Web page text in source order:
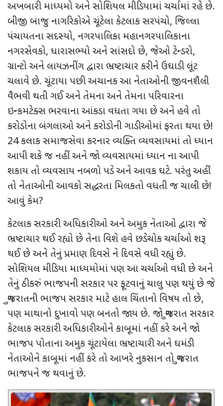
અખબારી માધ્યમો અને સોશિયલ મીડિયામાં ચર્ચામાં રહે છે.
બીજી બાજુ નાગરિકોએ ચૂંટેલા કેટલાક સરપંચો, જિલ્લા
પંચાયતના સદસ્યો, નગરપાલિકા મહાનગરપાલિકાના
નગરસેવકો, ધારાસભ્યો અને સાંસદો છે, જેઓ ટેન્ડરો,
ગ્રાન્ટો અને લાયઝનીંગ દ્વારા ભ્રષ્ટાચાર કરીને ઉઘાડી લૂંટ
ચલાવે છે. ચૂંટાયા પછી અચાનક આ નેતાઓની જીવનશૈલી
વૈભવી થતી ગઈ અને તેમના અને તેમના પરિવારના
ઇન્કમટેક્સ ભરવાના આંકડા વધતા ગયા છે અને હવે તો
કરોડોના બંગલાઓ અને કરોડોની ગાડીઓમાં ફરતા થયા છે!
24 કલાક સમાજસેવા કરનાર વ્યક્તિ વ્યવસાયમાં તો ધ્યાન
આપી શકે જ નહીં અને જો વ્યવસાયમાં ધ્યાન ના આપી
શકાય તો વ્યવસાય નબળો પડે અને આવક ઘટે. પરંતુ અહીં
તો નેતાઓની આવકો સદ્ધરતા મિલકતો વધતી જ ચાલી છે!
આવું કેમ?
કેટલાક સરકારી અધિકારીઓ અને અમુક નેતાઓ દ્વારા જે
ભ્રષ્ટાચાર થઈ રહ્યો છે તેના વિશે હવે છડેચોક ચર્ચાઓ શરૂ
થઈ છે અને તેનું પ્રમાણ દિવસે ને દિવસે વધી રહ્યું છે.
સોશિયલ મીડિયા માધ્યમોમાં પણ આ ચર્ચાઓ વધી છે અને
તેનું ઠીકરું ભાજપની સરકાર પર ફૂટવાનું ચાલુ પણ થયું છે જે
ગુજરાતની ભાજપ સરકાર માટે હાલ ચિંતાનો વિષય તો છે,
પણ માથાનો દુખાવો પણ બનતો જાય છે. જો ગુજરાત સરકાર
કેટલાક સરકારી અધિકારીઓને કાબૂમાં નહીં કરે અને જો
ભાજપ પોતાના અમુક ચૂંટાયેલા ભ્રષ્ટાચારી અને ઘમંડી
નેતાઓને કાબૂમાં નહીં કરે તો આખરે નુકસાન તો ગુજરાત
ભાજપને જ થવાનું છે.